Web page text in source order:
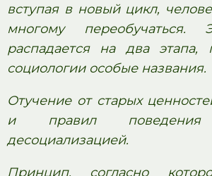
вступая в новый цикл,
многому переобучаться.
распадается на два этапа,
социологии особые названия.
Отучение от старых
и правил поведения
десоциализацией.
Принцип, согласно